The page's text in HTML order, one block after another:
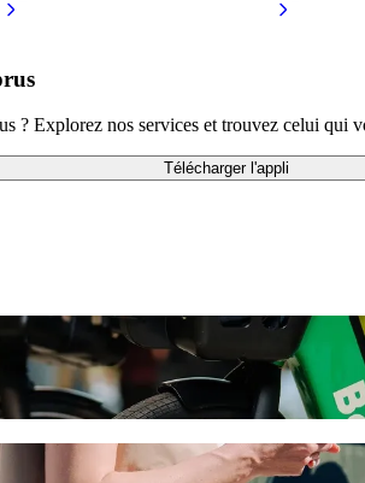
Explorez nos services et trouvez celui qui
Télécharger l'appli
Cyprus avec le transport